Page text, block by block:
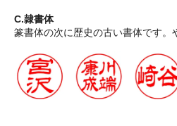
C.隷書体
篆書体の次に歴史の古い書体です。